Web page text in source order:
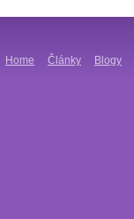
Home Články Blogy